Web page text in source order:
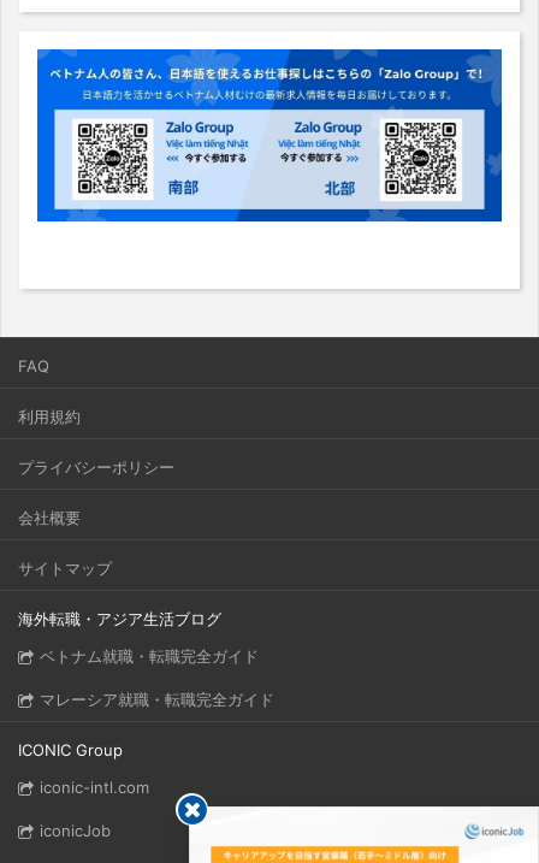
FAQ
利用規約
プライバシーポリシー
会社概要
サイトマップ
海外転職・アジア生活ブログ
ベトナム就職・転職完全ガイド
マレーシア就職・転職完全ガイド
ICONIC Group
iconic-intl.com
iconicJob